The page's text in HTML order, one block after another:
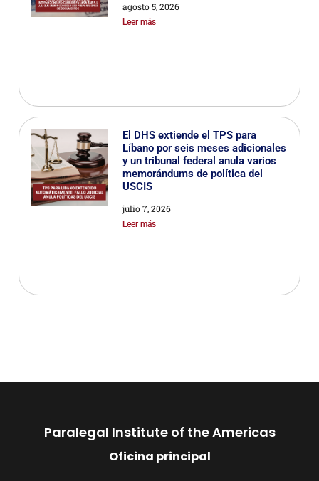
agosto 5, 2026
Leer más
El DHS extiende el TPS para
Líbano por seis meses adicionales
y un tribunal federal anula varios
memorándums de política del
USCIS
julio 7, 2026
Leer más
Paralegal Institute of the Americas
Oficina principal